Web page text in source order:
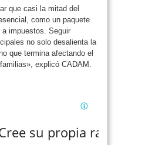
que casi la mitad del
como un paquete
impuestos. Seguir
no solo desalienta la
que termina afectando el
explicó CADAM.